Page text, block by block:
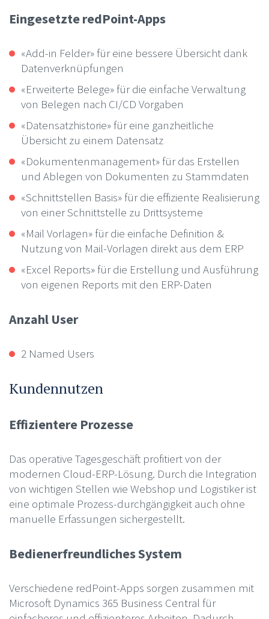
Eingesetzte redPoint-Apps
«Add-in Felder» für eine bessere Übersicht dank
Datenverknüpfungen
«Erweiterte Belege» für die einfache Verwaltung
von Belegen nach CI/CD Vorgaben
«Datensatzhistorie» für eine ganzheitliche
Übersicht zu einem Datensatz
«Dokumentenmanagement» für das Erstellen
und Ablegen von Dokumenten zu Stammdaten
«Schnittstellen Basis» für die effiziente Realisierung
von einer Schnittstelle zu Drittsysteme
«Mail Vorlagen» für die einfache Definition &
Nutzung von Mail-Vorlagen direkt aus dem ERP
«Excel Reports» für die Erstellung und Ausführung
von eigenen Reports mit den ERP-Daten
Anzahl User
2 Named Users
Kundennutzen
Effizientere Prozesse
Das operative Tagesgeschäft profitiert von der
modernen Cloud-ERP-Lösung. Durch die Integration
von wichtigen Stellen wie Webshop und Logistiker ist
eine optimale Prozess-durchgängigkeit auch ohne
manuelle Erfassungen sichergestellt.
Bedienerfreundliches System
Verschiedene redPoint-Apps sorgen zusammen mit
Microsoft Dynamics 365 Business Central für